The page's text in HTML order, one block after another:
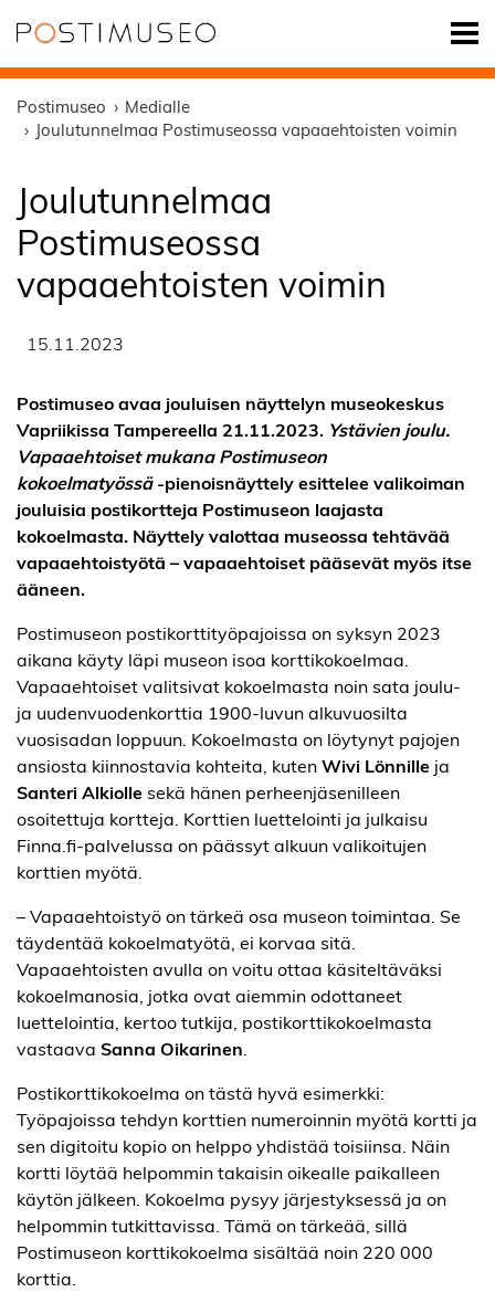
Postimuseo
Medialle
Joulutunnelmaa Postimuseossa vapaaehtoisten voimin
Joulutunnelmaa
Postimuseossa
vapaaehtoisten voimin
15.11.2023
Postimuseo avaa jouluisen näyttelyn museokeskus
Vapriikissa Tampereella 21.11.2023. Ystävien joulu.
Vapaaehtoiset mukana Postimuseon
kokoelmatyössä-pienoisnäyttely esittelee valikoiman
jouluisia postikortteja Postimuseon laajasta
kokoelmasta. Näyttely valottaa museossa tehtävää
vapaaehtoistyötä – vapaaehtoiset pääsevät myös itse
ääneen.
Postimuseon postikorttityöpajoissa on syksyn 2023
aikana käyty läpi museon isoa korttikokoelmaa.
Vapaaehtoiset valitsivat kokoelmasta noin sata joulu-
ja uudenvuodenkorttia 1900-luvun alkuvuosilta
vuosisadan loppuun. Kokoelmasta on löytynyt pajojen
ansiosta kiinnostavia kohteita, kutenWivi Lönnille ja
Santeri Alkiolle sekä hänen perheenjäsenilleen
osoitettuja kortteja. Korttien luettelointi ja julkaisu
Finna.fi-palvelussa on päässyt alkuun valikoitujen
korttien myötä.
– Vapaaehtoistyö on tärkeä osa museon toimintaa. Se
täydentää kokoelmatyötä, ei korvaa sitä.
Vapaaehtoisten avulla on voitu ottaa käsiteltäväksi
kokoelmanosia, jotka ovat aiemmin odottaneet
luettelointia, kertoo tutkija, postikorttikokoelmasta
vastaava Sanna Oikarinen
Postikorttikokoelma on tästä hyvä esimerkki:
Työpajoissa tehdyn korttien numeroinnin myötä kortti ja
sen digitoitu kopio on helppo yhdistää toisiinsa. Näin
kortti löytää helpommin takaisin oikealle paikalleen
käytön jälkeen. Kokoelma pysyy järjestyksessä ja on
helpommin tutkittavissa. Tämä on tärkeää, sillä
Postimuseon korttikokoelma sisältää noin 220 000
korttia.